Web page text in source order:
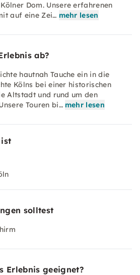
Dom. Unsere erfahrenen
auf eine Zei… mehr lesen
ab?
hautnah Tauche ein in die
Kölns bei einer historischen
Altstadt und rund um den
Touren bi… mehr lesen
solltest
Erlebnis geeignet?